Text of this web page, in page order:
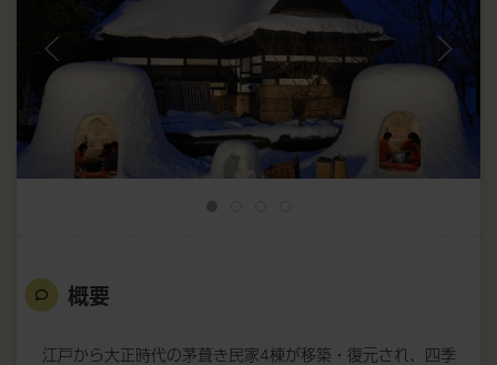
概要
江戸から大正時代の茅葺き民家4棟が移築・復元され、四季